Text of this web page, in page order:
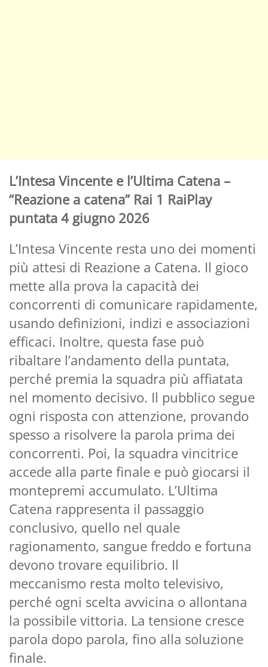
L’Intesa Vincente e l’Ultima Catena –
“Reazione a catena” Rai 1 RaiPlay
puntata 4 giugno 2026
L’Intesa Vincente resta uno dei momenti
più attesi di Reazione a Catena. Il gioco
mette alla prova la capacità dei
concorrenti di comunicare rapidamente,
usando definizioni, indizi e associazioni
efficaci. Inoltre, questa fase può
ribaltare l’andamento della puntata,
perché premia la squadra più affiatata
nel momento decisivo. Il pubblico segue
ogni risposta con attenzione, provando
spesso a risolvere la parola prima dei
concorrenti. Poi, la squadra vincitrice
accede alla parte finale e può giocarsi il
montepremi accumulato. L’Ultima
Catena rappresenta il passaggio
conclusivo, quello nel quale
ragionamento, sangue freddo e fortuna
devono trovare equilibrio. Il
meccanismo resta molto televisivo,
perché ogni scelta avvicina o allontana
la possibile vittoria. La tensione cresce
parola dopo parola, fino alla soluzione
finale.